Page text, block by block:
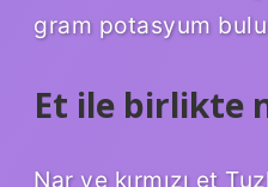
gram potasyum
Et ile birlikte
Nar ve kırmızı et